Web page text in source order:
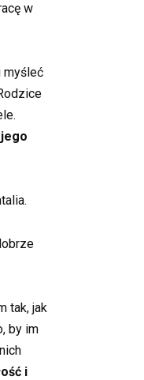
w
myśleć
tak, jak
by im
i